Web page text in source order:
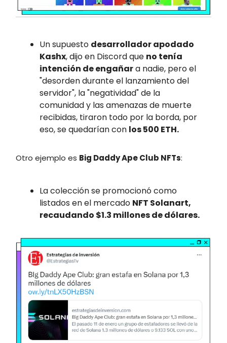
Un supuesto desarrollador apodado
Kashx, dijo en Discord que no tenía
intención de engañara nadie, pero el
"desorden durante el lanzamiento del
servidor", la "negatividad" de la
comunidad y las amenazas de muerte
recibidas, tiraron todo por la borda, por
eso, se quedarían con los 500 ETH.
Otro ejemplo es Big Daddy Ape Club NFTs:
La colección se promocionó como
listados en el mercado NFT Solanart,
recaudando $1.3 millones de dólares.